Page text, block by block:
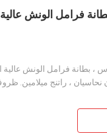
فرامل الونش عالية